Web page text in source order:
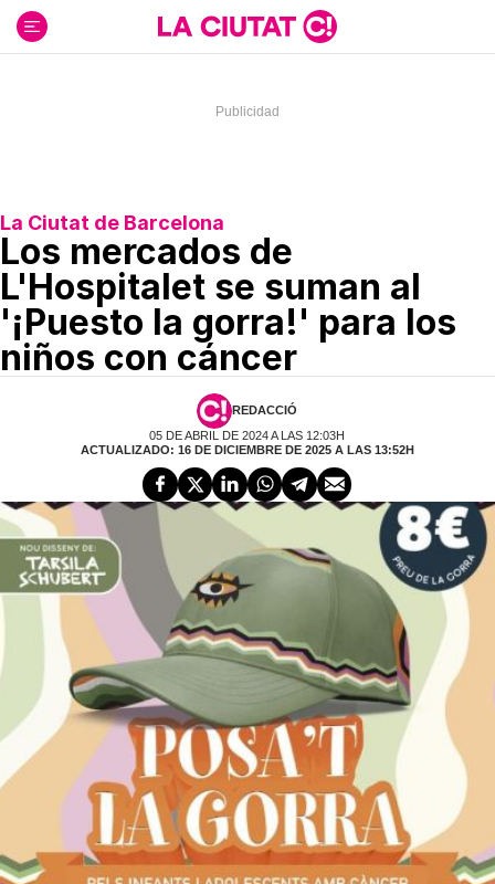
contenido
La Ciutat de Barcelona
Los mercados de
L'Hospitalet se suman al
'¡Puesto la gorra!' para los
niños con cáncer
REDACCIÓ
05 DE ABRIL DE 2024 A LAS 12:03H
ACTUALIZADO: 16 DE DICIEMBRE DE 2025 A LAS 13:52H